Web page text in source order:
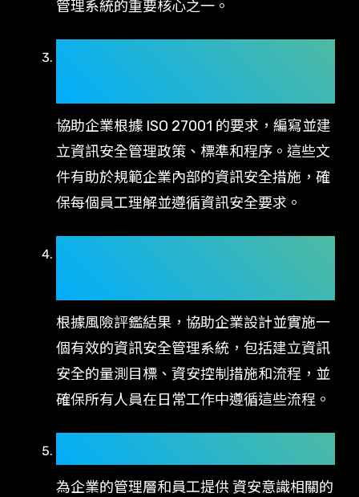
管理系統的重要核心之一。
協助企業根據 ISO 27001 的要求，編寫並建
立資訊安全管理政策、標準和程序。這些文
件有助於規範企業內部的資訊安全措施，確
保每個員工理解並遵循資訊安全要求。
根據風險評鑑結果，協助企業設計並實施一
個有效的資訊安全管理系統，包括建立資訊
安全的量測目標、資安控制措施和流程，並
確保所有人員在日常工作中遵循這些流程。
為企業的管理層和員工提供 資安意識相關的